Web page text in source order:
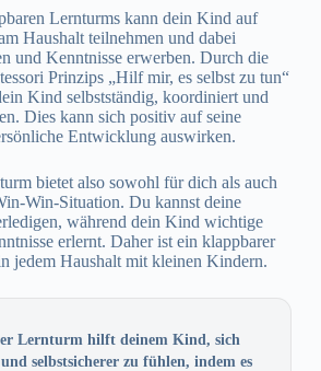
Lernturms kann dein Kind auf
Haushalt teilnehmen und dabei
und Kenntnisse erwerben. Durch die
Prinzips „Hilf mir, es selbst zu tun“
Kind selbstständig, koordiniert und
Dies kann sich positiv auf seine
Entwicklung auswirken.
bietet also sowohl für dich als auch
Win-Situation. Du kannst deine
während dein Kind wichtige
erlernt. Daher ist ein klappbarer
jedem Haushalt mit kleinen Kindern.
Lernturm hilft deinem Kind, sich
selbstsicherer zu fühlen, indem es